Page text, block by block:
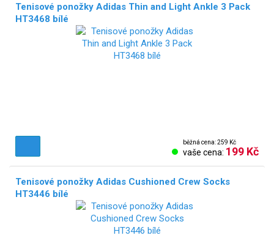
Tenisové ponožky Adidas Thin and Light Ankle 3 Pack
HT3468 bílé
běžná cena: 259 Kč
vaše cena: 199 Kč
Tenisové ponožky Adidas Cushioned Crew Socks
HT3446 bílé